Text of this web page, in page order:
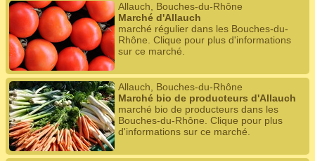
Allauch, Bouches-du-Rhône
Marché d'Allauch
marché régulier dans les Bouches-du-
Rhône. Clique pour plus d'informations
sur ce marché.
Allauch, Bouches-du-Rhône
Marché bio de producteurs d'Allauch
marché bio de producteurs dans les
Bouches-du-Rhône. Clique pour plus
d'informations sur ce marché.